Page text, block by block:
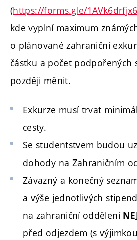
(https://forms.gle/
kde vyplní maximum
o plánované zahraniční
částku a počet podpořených
později měnit.
Exkurze musí trvat
cesty.
Se studentstvem budou
dohody na Zahraničním
Závazný a konečný
a výše jednotlivých
na zahraniční oddělení
před odjezdem (s